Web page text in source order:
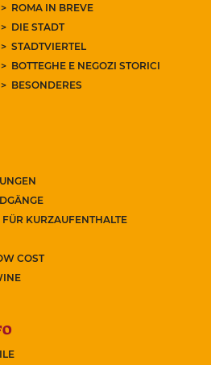
ROMA IN BREVE
DIE STADT
STADTVIERTEL
BOTTEGHE E NEGOZI STORICI
BESONDERES
KURZAUFENTHALTE
COST